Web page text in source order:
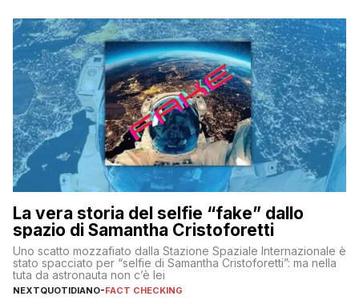
La vera storia del selfie “fake” dallo
spazio di Samantha Cristoforetti
Uno scatto mozzafiato dalla Stazione Spaziale Internazionale è
stato spacciato per “selfie di Samantha Cristoforetti”: ma nella
tuta da astronauta non c’è lei
NEXTQUOTIDIANO-FACT CHECKING